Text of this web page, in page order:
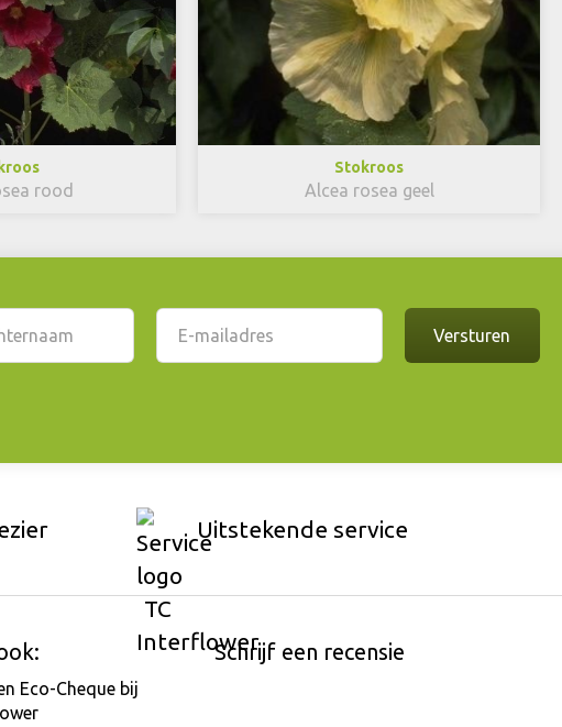
rood
Stokroos
Alcea rosea geel
Uitstekende service
Schrijf een recensie